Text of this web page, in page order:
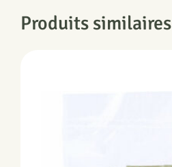
Produits similaires